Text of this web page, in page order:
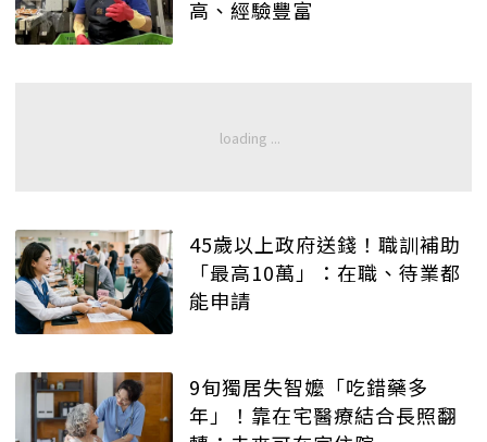
高、經驗豐富
45歲以上政府送錢！職訓補助
「最高10萬」：在職、待業都
能申請
9旬獨居失智嬤「吃錯藥多
年」！靠在宅醫療結合長照翻